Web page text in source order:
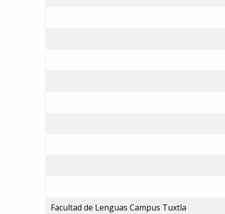
Facultad de Lenguas Campus Tuxtla